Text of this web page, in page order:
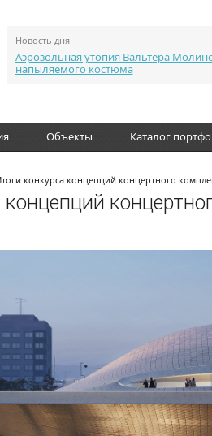
Новость дня
Аэрозольная утопия Вальтера
напыляемого костюма
Объекты Каталог
конкурса концепций концертного
концепций